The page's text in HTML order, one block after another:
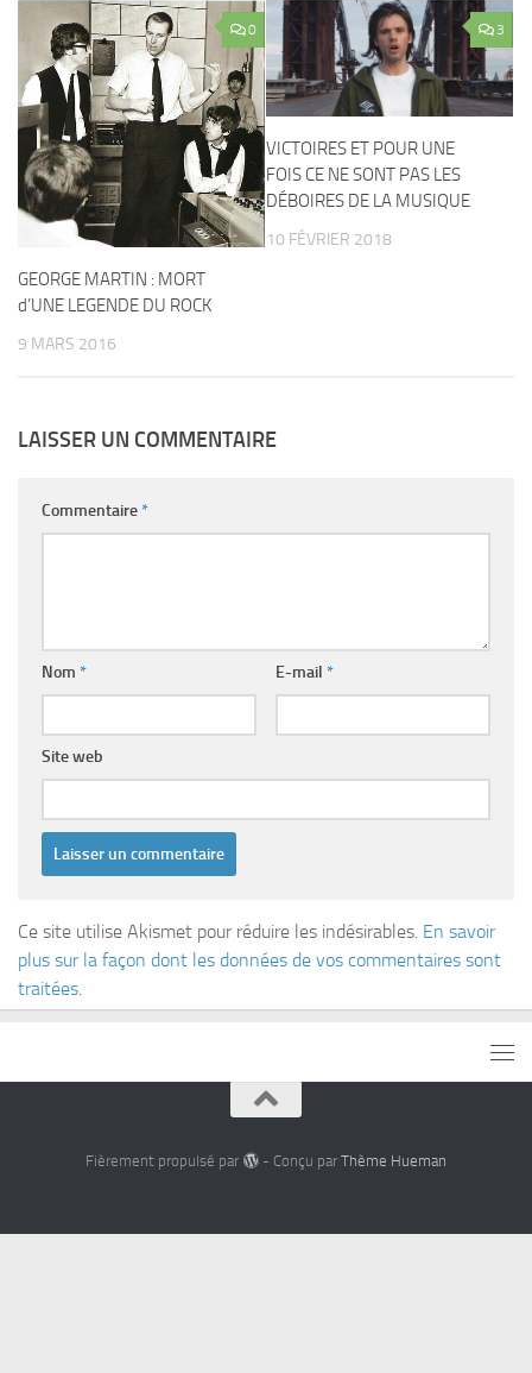
0
GEORGE MARTIN : MORT
d’UNE LEGENDE DU ROCK
9 MARS 2016
3
VICTOIRES ET POUR UNE
FOIS CE NE SONT PAS LES
DÉBOIRES DE LA MUSIQUE
10 FÉVRIER 2018
LAISSER UN COMMENTAIRE
Commentaire*
Nom * E-mail *
Site web
Ce site utilise Akismet pour réduire les indésirables. En savoir
plus sur la façon dont les données de vos commentaires sont
traitées
Fièrement propulsé par - Conçu par Thème Hueman